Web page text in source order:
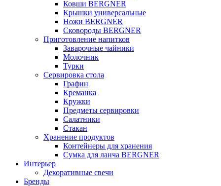
Ковши BERGNER
Крышки универсальные
Ножи BERGNER
Сковороды BERGNER
Приготовление напитков
Заварочные чайники
Молочник
Турки
Сервировка стола
Графин
Креманка
Кружки
Предметы сервировки
Салатники
Стакан
Хранение продуктов
Контейнеры для хранения
Сумка для ланча BERGNER
Интерьер
Декоративные свечи
Бренды